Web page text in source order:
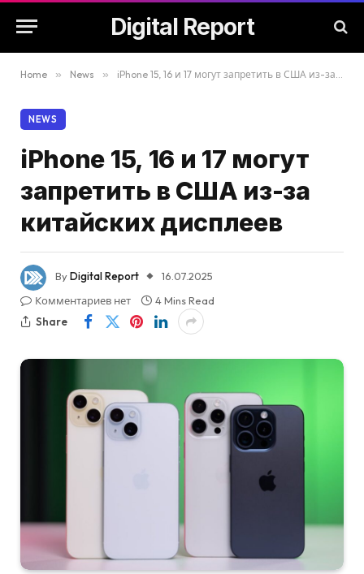
Digital Report
Home » News » iPhone 15, 16 и 17 могут запретить в США из-за китайских дисплеев
NEWS
iPhone 15, 16 и 17 могут
запретить в США из-за
китайских дисплеев
ByDigital Report
16.07.2025
Комментариев нет
4 Mins Read
Share